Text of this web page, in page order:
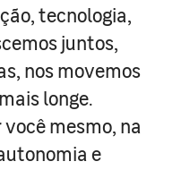
tecnologia,
juntos,
nos movemos
longe.
você mesmo, na
e